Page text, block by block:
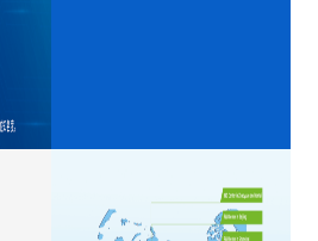
போன்ற உலக முதல் தர வாகன
உற்பத்தியாளர்களின் உலகளாவிய